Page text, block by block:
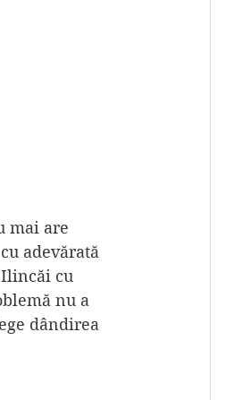
mai are
adevărată
cu
nu a
dândirea